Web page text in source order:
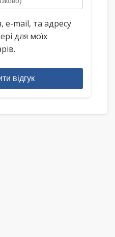
e-mail, та адресу
для моїх
відгук